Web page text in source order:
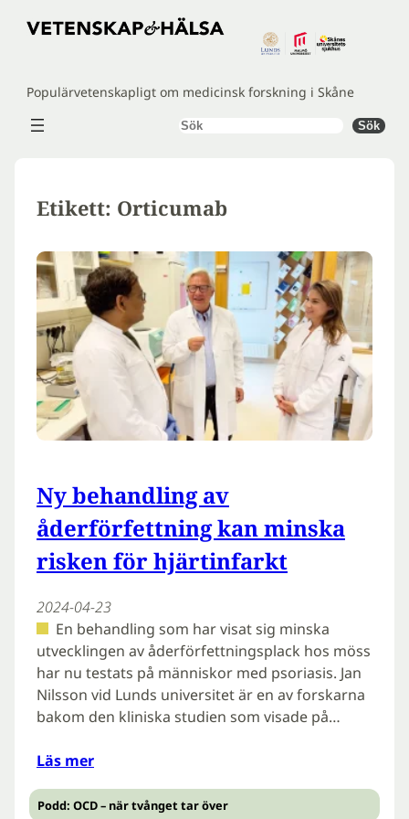
Hoppa
Populärvetenskapligt om medicinsk forskning i Skåne
Sök Sök
Etikett: Orticumab
Ny behandling av
åderförfettning kan minska
risken för hjärtinfarkt
2024-04-23
En behandling som har visat sig minska
utvecklingen av åderförfettningsplack hos möss
har nu testats på människor med psoriasis. Jan
Nilsson vid Lunds universitet är en av forskarna
bakom den kliniska studien som visade på…
Läs mer
Podd: OCD – när tvånget tar över